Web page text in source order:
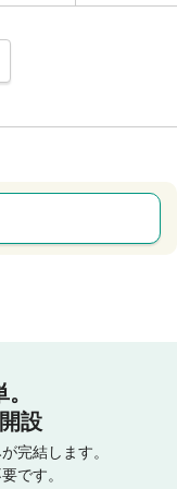
設
完結します。
です。